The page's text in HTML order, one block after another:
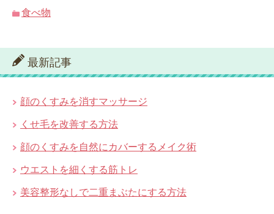
食べ物
最新記事
顔のくすみを消すマッサージ
くせ毛を改善する方法
顔のくすみを自然にカバーするメイク術
ウエストを細くする筋トレ
美容整形なしで二重まぶたにする方法